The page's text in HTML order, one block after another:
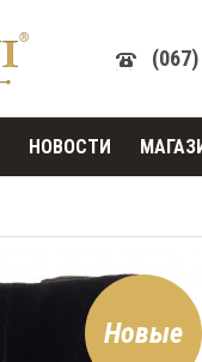
НОВОСТИ
Новые